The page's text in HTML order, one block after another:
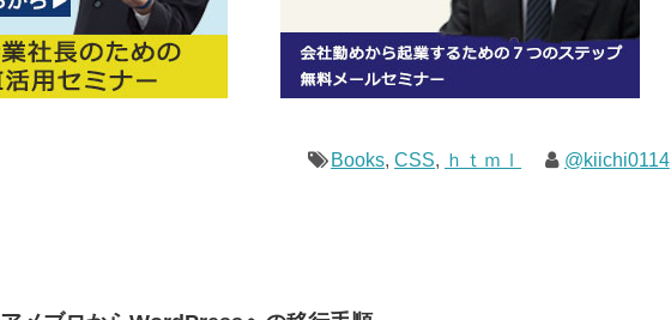
Books,CSS, ｈｔｍｌ @kiichi0114